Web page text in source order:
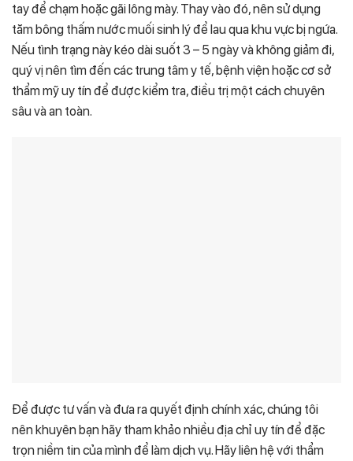
tay để chạm hoặc gãi lông mày. Thay vào đó, nên sử dụng
tăm bông thấm nước muối sinh lý để lau qua khu vực bị ngứa.
Nếu tình trạng này kéo dài suốt 3 – 5 ngày và không giảm đi,
quý vị nên tìm đến các trung tâm y tế, bệnh viện hoặc cơ sở
thẩm mỹ uy tín để được kiểm tra, điều trị một cách chuyên
sâu và an toàn.
Để được tư vấn và đưa ra quyết định chính xác, chúng tôi
nên khuyên bạn hãy tham khảo nhiều địa chỉ uy tín để đặc
trọn niềm tin của mình để làm dịch vụ. Hãy liên hệ với thẩm